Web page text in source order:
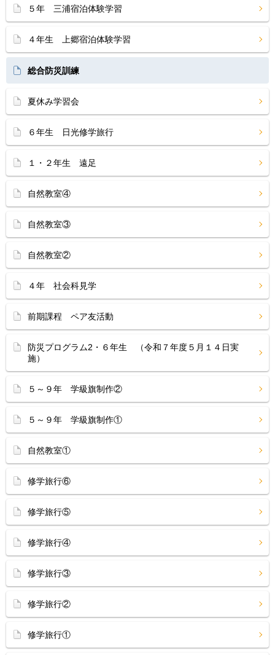
５年 三浦宿泊体験学習
４年生 上郷宿泊体験学習
総合防災訓練
夏休み学習会
６年生 日光修学旅行
１・２年生 遠足
自然教室④
自然教室③
自然教室②
４年 社会科見学
前期課程 ペア友活動
防災プログラム2・６年生 （令和７年度５月１４日実
施）
５～９年 学級旗制作②
５～９年 学級旗制作①
自然教室①
修学旅行⑥
修学旅行⑤
修学旅行④
修学旅行③
修学旅行②
修学旅行①